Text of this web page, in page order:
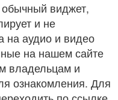
обычный виджет,
и не
на аудио и видео
на нашем сайте
владельцам и
ознакомления. Для